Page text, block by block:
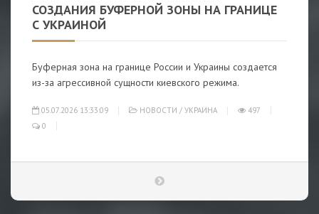
СОЗДАНИЯ БУФЕРНОЙ ЗОНЫ НА ГРАНИЦЕ
С УКРАИНОЙ
Буферная зона на границе России и Украины создается
из-за агрессивной сущности киевского режима.
05.07.2026 13:33:09 НОВОСТИ / УКРАИНА
497
0